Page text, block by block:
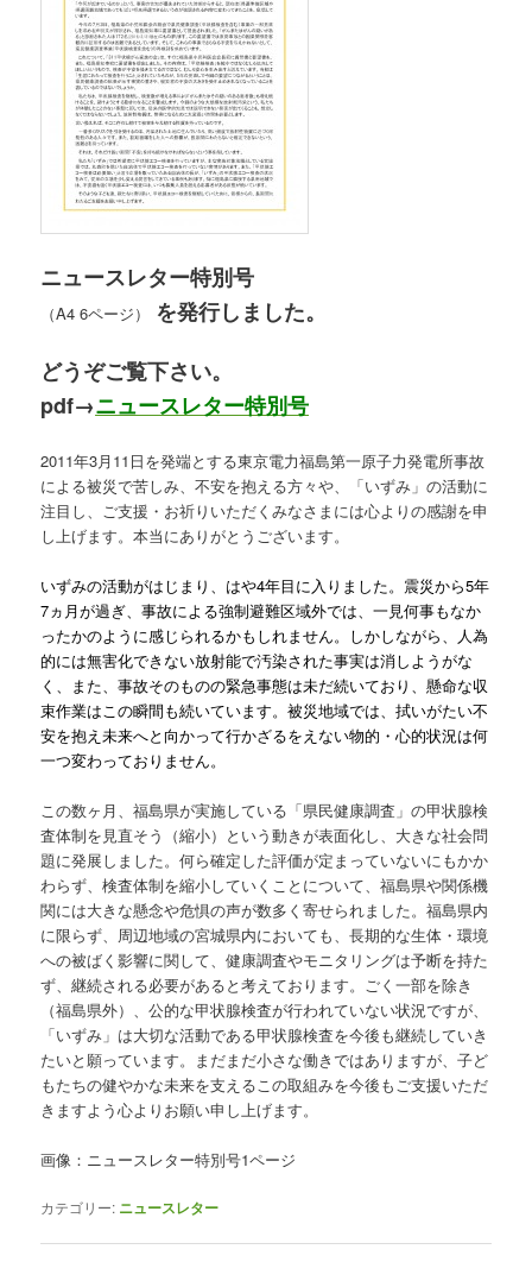
ニュースレター特別号
（A4 6ページ）
を発行しました。
どうぞご覧下さい。
pdf→ニュースレター特別号
2011年3月11日を発端とする東京電力福島第一原子力発電所事故
による被災で苦しみ、不安を抱える方々や、「いずみ」の活動に
注目し、ご支援・お祈りいただくみなさまには心よりの感謝を申
し上げます。本当にありがとうございます。
いずみの活動がはじまり、はや4年目に入りました。震災から5年
7ヵ月が過ぎ、事故による強制避難区域外では、一見何事もなか
ったかのように感じられるかもしれません。しかしながら、人為
的には無害化できない放射能で汚染された事実は消しようがな
く、また、事故そのものの緊急事態は未だ続いており、懸命な収
束作業はこの瞬間も続いています。被災地域では、拭いがたい不
安を抱え未来へと向かって行かざるをえない物的・心的状況は何
一つ変わっておりません。
この数ヶ月、福島県が実施している「県民健康調査」の甲状腺検
査体制を見直そう（縮小）という動きが表面化し、大きな社会問
題に発展しました。何ら確定した評価が定まっていないにもかか
わらず、検査体制を縮小していくことについて、福島県や関係機
関には大きな懸念や危惧の声が数多く寄せられました。福島県内
に限らず、周辺地域の宮城県内においても、長期的な生体・環境
への被ばく影響に関して、健康調査やモニタリングは予断を持た
ず、継続される必要があると考えております。ごく一部を除き
（福島県外）、公的な甲状腺検査が行われていない状況ですが、
「いずみ」は大切な活動である甲状腺検査を今後も継続していき
たいと願っています。まだまだ小さな働きではありますが、子ど
もたちの健やかな未来を支えるこの取組みを今後もご支援いただ
きますよう心よりお願い申し上げます。
画像：ニュースレター特別号1ページ
カテゴリー: ニュースレター